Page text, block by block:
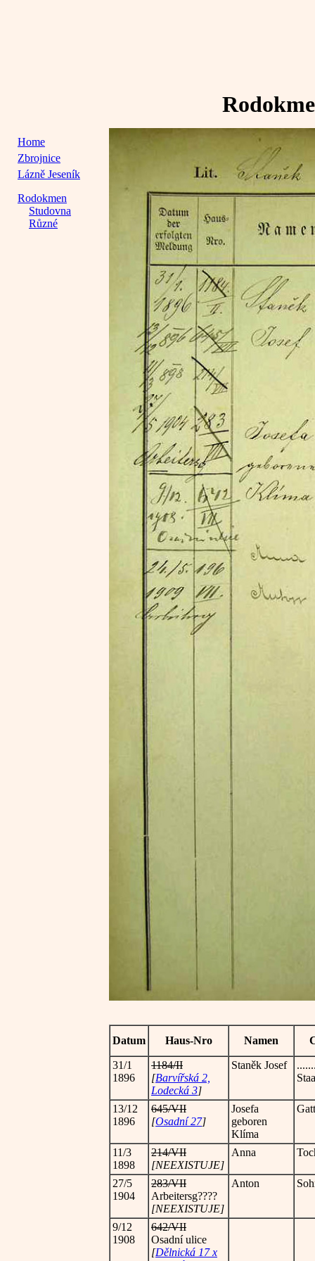
Home
Zbrojnice
Lázně Jeseník
Rodokmen
Studovna
Různé
Datum Haus-Nro Namen
31/1
1896
1184/II
[Barvířská 2,
Lodecká 3]
Staněk Josef
13/12
1896
645/VII
[Osadní 27]
Josefa
geboren
Klíma
11/3
1898
214/VII
[NEEXISTUJE]
Anna
27/5
1904
283/VII
Arbeitersg????
[NEEXISTUJE]
Anton
9/12
1908
642/VII
Osadní ulice
[Dělnická 17 x